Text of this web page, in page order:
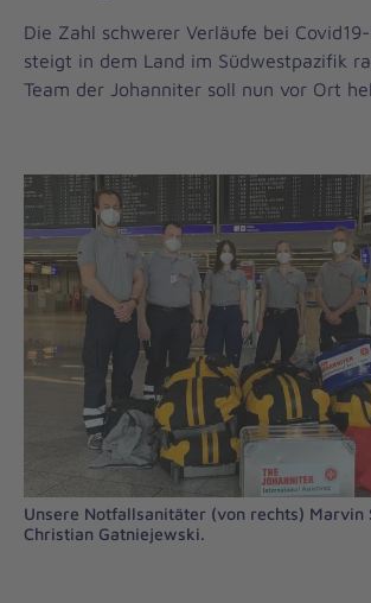
Die Zahl schwerer Verläufe bei
steigt in dem Land im Südwestpazifik
Team der Johanniter soll nun vor Ort
Unsere Notfallsanitäter (von rechts) Marvin
Christian Gatniejewski.